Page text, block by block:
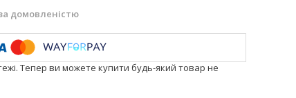
домовленістю
Тепер ви можете купити будь-який товар не